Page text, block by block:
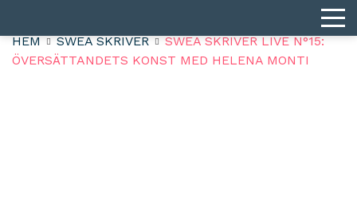
HEM SWEA SKRIVER
SWEA SKRIVER LIVE N°15:
ÖVERSÄTTANDETS KONST MED HELENA MONTI